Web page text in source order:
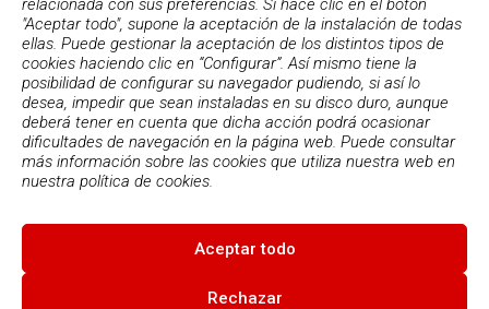
relacionada con sus preferencias. Si hace clic en el botón
"Aceptar todo", supone la aceptación de la instalación de todas
ellas. Puede gestionar la aceptación de los distintos tipos de
cookies haciendo clic en “Configurar”. Así mismo tiene la
posibilidad de configurar su navegador pudiendo, si así lo
desea, impedir que sean instaladas en su disco duro, aunque
deberá tener en cuenta que dicha acción podrá ocasionar
dificultades de navegación en la página web. Puede consultar
más información sobre las cookies que utiliza nuestra web en
nuestra política de cookies.
Aceptar todo
Rechazar
Acepto lapolítica de privacidad
© 2026
Condiciones de uso